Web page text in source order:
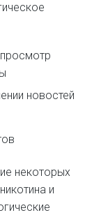
новостей
некоторых
и